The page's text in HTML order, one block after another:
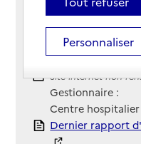
Voir itinéraire
Téléphone :
02 97 73 13 13
Contact
Contact
Site Internet
Site internet non
Gestionnaire :
Centre hospitalier
Rapport HAS
Dernier rapport
Personnaliser